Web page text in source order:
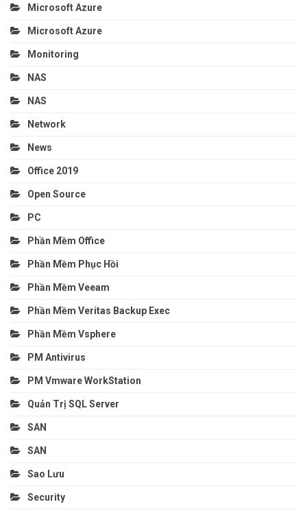
Microsoft Azure
Microsoft Azure
Monitoring
NAS
NAS
Network
News
Office 2019
Open Source
PC
Phần Mềm Office
Phần Mềm Phục Hồi
Phần Mềm Veeam
Phần Mềm Veritas Backup Exec
Phần Mềm Vsphere
PM Antivirus
PM Vmware WorkStation
Quản Trị SQL Server
SAN
SAN
Sao Lưu
Security